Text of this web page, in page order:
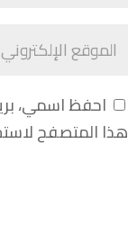
احفظ اسمي،
هذا المتصفح